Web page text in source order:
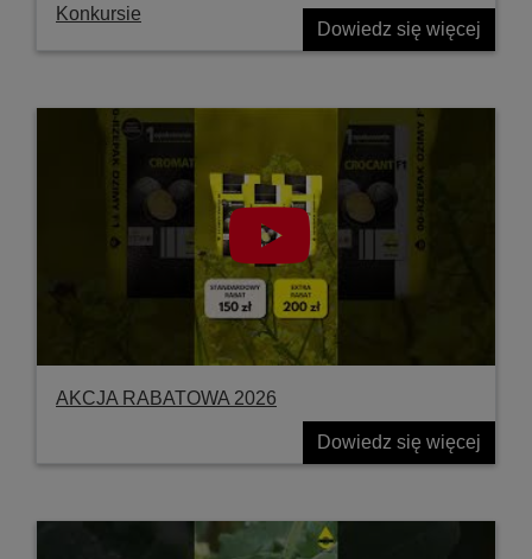
Konkursie
Dowiedz się więcej
AKCJA RABATOWA 2026
Dowiedz się więcej